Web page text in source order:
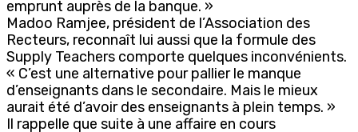
emprunt auprès de la banque. »
Madoo Ramjee, président de l’Association des
Recteurs, reconnaît lui aussi que la formule des
Supply Teachers comporte quelques inconvénients.
« C’est une alternative pour pallier le manque
d’enseignants dans le secondaire. Mais le mieux
aurait été d’avoir des enseignants à plein temps. »
Il rappelle que suite à une affaire en cours